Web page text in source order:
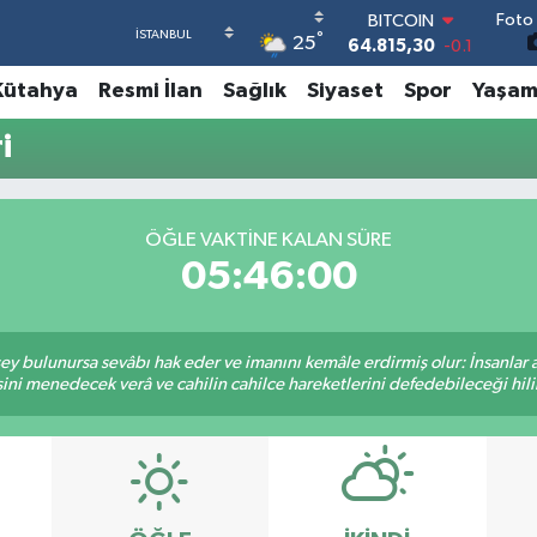
25°
BITCOIN
64.815,30 -0.1
DOLAR
47,7436 0.18
EURO
64,4811 0.38
6660.55
Foto
Resmi İlan Sağlık Siyaset Spor Yaşam
ÖĞLE VAKTINE KALAN SÜRE
05:46:00
bulunursa sevâbı hak eder ve imanını kemâle erdirmiş olur:
menedecek verâ ve cahilin cahilce hareketlerini defedebileceği